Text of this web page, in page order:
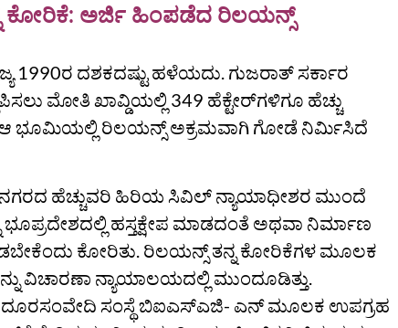
ಕೋರಿಕೆ: ಅರ್ಜಿ ಹಿಂಪಡೆದ ರಿಲಯನ್ಸ್
ದಶಕದಷ್ಟು ಹಳೆಯದು. ಗುಜರಾತ್ ಸರ್ಕಾರ
ಮೋತಿ ಖಾವ್ಡಿಯಲ್ಲಿ 349 ಹೆಕ್ಟೇರ್‌ಗಳಿಗೂ ಹೆಚ್ಚು
ಆ ಭೂಮಿಯಲ್ಲಿ ರಿಲಯನ್ಸ್‌ ಅಕ್ರಮವಾಗಿ ಗೋಡೆ ನಿರ್ಮಿಸಿದೆ
ಹೆಚ್ಚುವರಿ ಹಿರಿಯ ಸಿವಿಲ್ ನ್ಯಾಯಾಧೀಶರ ಮುಂದೆ
ಹಸ್ತಕ್ಷೇಪ ಮಾಡದಂತೆ ಅಥವಾ ನಿರ್ಮಾಣ
ಕೋರಿತು. ರಿಲಯನ್ಸ್‌ ತನ್ನ ಕೋರಿಕೆಗಳ ಮೂಲಕ
ವಿಚಾರಣಾ ನ್ಯಾಯಾಲಯದಲ್ಲಿ ಮುಂದೂಡಿತ್ತು.
ದೂರಸಂವೇದಿ ಸಂಸ್ಥೆ ಬಿಐಎಸ್‌ಎಜಿ- ಎನ್‌ ಮೂಲಕ ಉಪಗ್ರಹ